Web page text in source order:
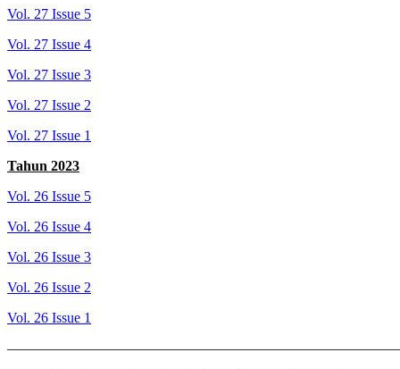
Vol. 27 Issue 5
Vol. 27 Issue 4
Vol. 27 Issue 3
Vol. 27 Issue 2
Vol. 27 Issue 1
Tahun 2023
Vol. 26 Issue 5
Vol. 26 Issue 4
Vol. 26 Issue 3
Vol. 26 Issue 2
Vol. 26 Issue 1